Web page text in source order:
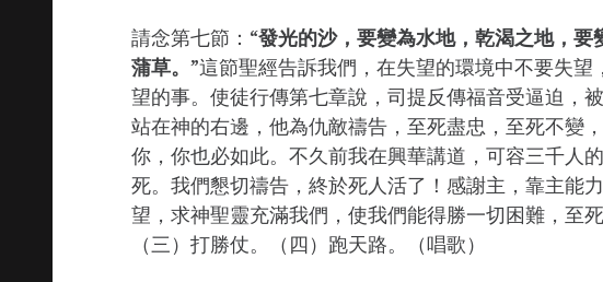
請念第七節：“發光的沙，要變為水地，乾渴之地，
蒲草。 ”這節聖經告訴我們，在失望的環境中不要失
望的事。使徒行傳第七章說，司提反傳福音受逼迫，
站在神的右邊，他為仇敵禱告，至死盡忠，至死不變
你，你也必如此。不久前我在興華講道，可容三千人
死。我們懇切禱告，終於死人活了！感謝主，靠主能
望，求神聖靈充滿我們，使我們能得勝一切困難，至
（三）打勝仗。（四）跑天路。（唱歌）